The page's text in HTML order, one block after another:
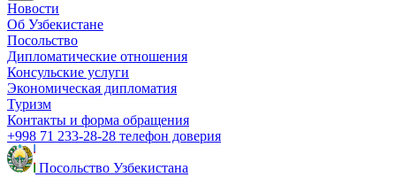
Новости
Об Узбекистане
Посольство
Дипломатические отношения
Консульские услуги
Экономическая дипломатия
Туризм
Контакты и форма обращения
+998 71 233-28-28 телефон доверия
Посольство Узбекистана